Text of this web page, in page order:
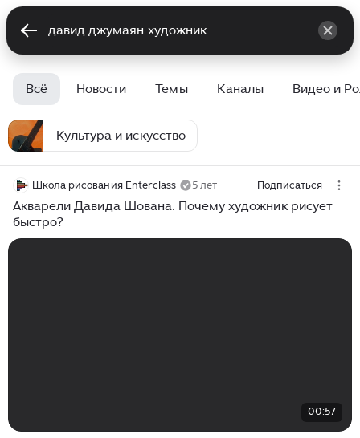
Всё Новости Темы Каналы Видео и
Культура и искусство
Школа рисования Enterclass 5 лет Подписаться
Акварели Давида Шована. Почему художник рисует
быстро?
00:57